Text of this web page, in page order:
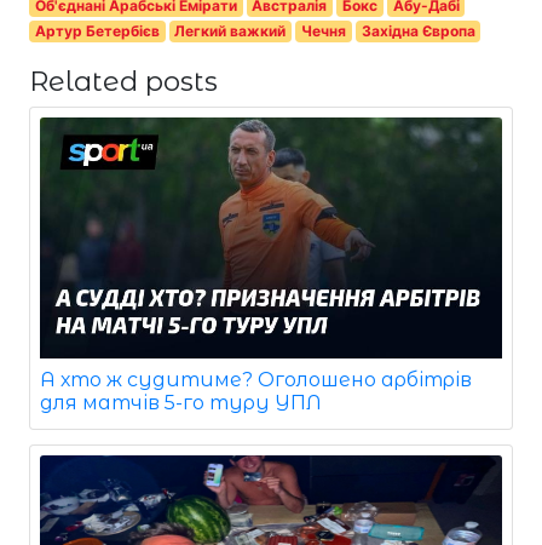
Об'єднані Арабські Емірати
Австралія Бокс
Абу-Дабі
Артур Бетербієв
Легкий важкий Чечня Західна Європа
Related posts
А хто ж судитиме? Оголошено арбітрів
для матчів 5-го туру УПЛ